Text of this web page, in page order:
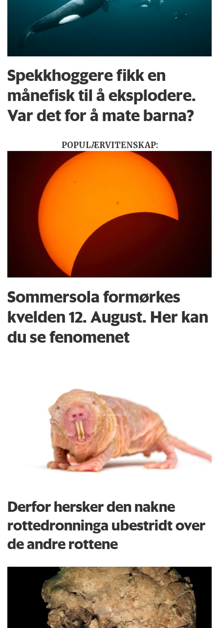
Spekkhoggere fikk en
månefisk til å eksplodere.
Var det for å mate barna?
POPULÆRVITENSKAP:
Sommersola formørkes
kvelden 12. August. Her kan
du se fenomenet
Derfor hersker den nakne
rottedronninga ubestridt over
de andre rottene